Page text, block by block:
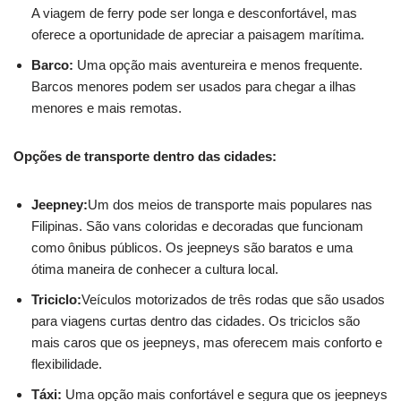
A viagem de ferry pode ser longa e desconfortável, mas
oferece a oportunidade de apreciar a paisagem marítima.
Barco: Uma opção mais aventureira e menos frequente.
Barcos menores podem ser usados para chegar a ilhas
menores e mais remotas.
Opções de transporte dentro das cidades:
Jeepney:Um dos meios de transporte mais populares nas
Filipinas. São vans coloridas e decoradas que funcionam
como ônibus públicos. Os jeepneys são baratos e uma
ótima maneira de conhecer a cultura local.
Triciclo:Veículos motorizados de três rodas que são usados
para viagens curtas dentro das cidades. Os triciclos são
mais caros que os jeepneys, mas oferecem mais conforto e
flexibilidade.
Táxi: Uma opção mais confortável e segura que os jeepneys